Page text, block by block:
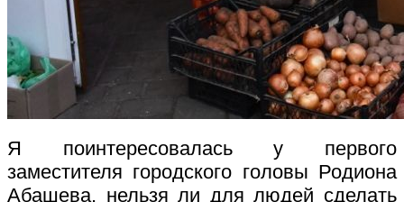
Я поинтересовалась у первого
заместителя городского головы Родиона
Абашева, нельзя ли для людей сделать